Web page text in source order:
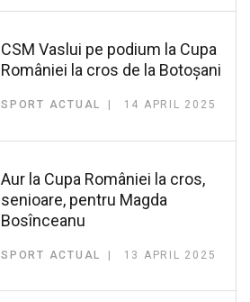
CSM Vaslui pe podium la Cupa
României la cros de la Botoșani
SPORT ACTUAL 14 APRIL 2025
Aur la Cupa României la cros,
senioare, pentru Magda
Bosînceanu
SPORT ACTUAL 13 APRIL 2025